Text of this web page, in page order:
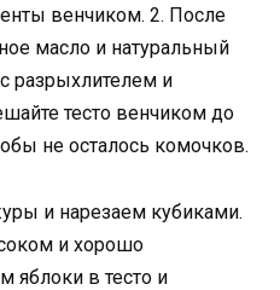
венчиком. 2. После
масло и натуральный
разрыхлителем и
тесто венчиком до
не осталось комочков.
и нарезаем кубиками.
и хорошо
яблоки в тесто и